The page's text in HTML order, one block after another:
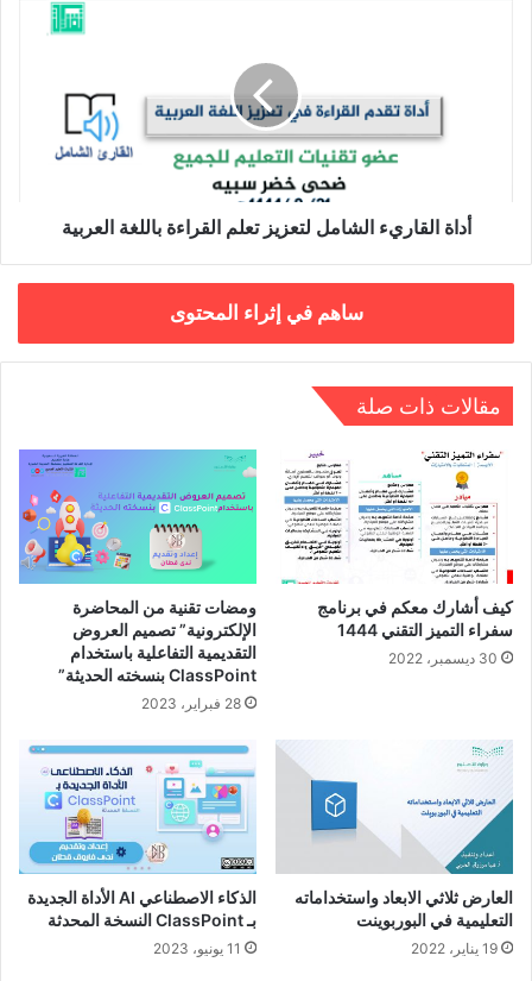
أداة القاريء الشامل لتعزيز تعلم القراءة باللغة العربية
ساهم في إثراء المحتوى
مقالات ذات صلة
كيف أشارك معكم في برنامج
سفراء التميز التقني 1444
30 ديسمبر، 2022
ومضات تقنية من المحاضرة
الإلكترونية” تصميم العروض
التقديمية التفاعلية باستخدام
ClassPoint بنسخته الحديثة”
28 فبراير، 2023
العارض ثلاثي الابعاد واستخداماته
التعليمية في البوربوينت
19 يناير، 2022
الذكاء الاصطناعي AI الأداة الجديدة
بـ ClassPoint النسخة المحدثة
11 يونيو، 2023